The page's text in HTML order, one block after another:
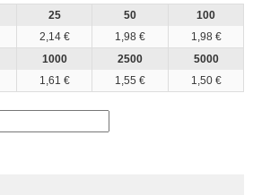
25
2,14 €
50
1,98 €
100
1,98 €
1000
1,61 €
2500
1,55 €
5000
1,50 €